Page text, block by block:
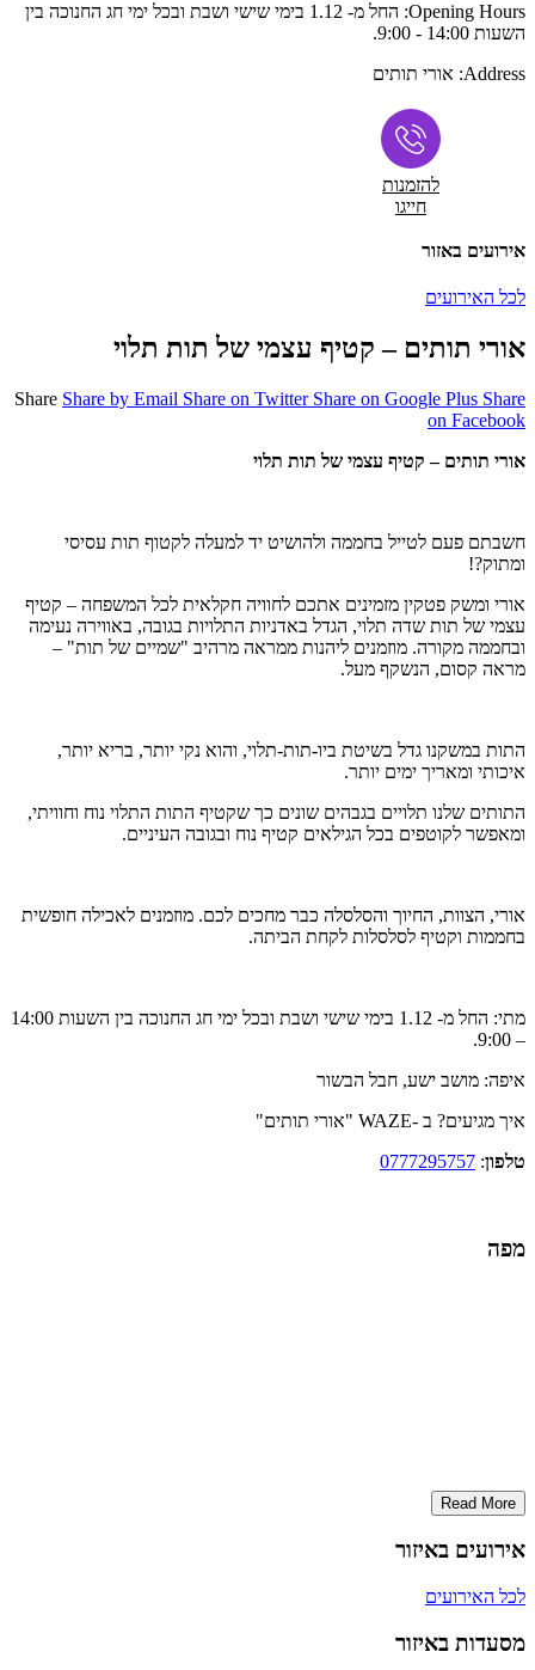
Opening Hours:
החל מ- 1.12 בימי שישי ושבת ובכל ימי חג החנוכה בין
השעות 14:00 - 9:00.
Address: אורי תותים
להזמנות
חייגו
אירועים באזור
לכל האירועים
אורי תותים – קטיף עצמי של תות תלוי
Share Share by Email Share on Twitter Share on Google Plus Share
on Facebook
אורי תותים – קטיף עצמי של תות תלוי
חשבתם פעם לטייל בחממה ולהושיט יד למעלה לקטוף תות עסיסי
ומתוק?!
אורי ומשק פטקין מזמינים אתכם לחוויה חקלאית לכל המשפחה – קטיף
עצמי של תות שדה תלוי, הגדל באדניות התלויות בגובה, באווירה נעימה
ובחממה מקורה. מוזמנים ליהנות ממראה מרהיב "שמיים של תות" –
מראה קסום, הנשקף מעל.
התות במשקנו גדל בשיטת ביו-תות-תלוי, והוא נקי יותר, בריא יותר,
איכותי ומאריך ימים יותר.
התותים שלנו תלויים בגבהים שונים כך שקטיף התות התלוי נוח וחוויתי,
ומאפשר לקוטפים בכל הגילאים קטיף נוח ובגובה העיניים.
אורי, הצוות, החיוך והסלסלה כבר מחכים לכם. מוזמנים לאכילה חופשית
בחממות וקטיף לסלסלות לקחת הביתה.
מתי: החל מ- 1.12 בימי שישי ושבת ובכל ימי חג החנוכה בין השעות 14:00
– 9:00.
איפה: מושב ישע, חבל הבשור
איך מגיעים? ב -WAZE "אורי תותים"
טלפון:
0777295757
מפה
Read More
אירועים באיזור
לכל האירועים
מסעדות באיזור